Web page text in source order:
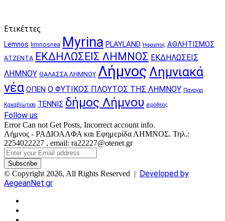
Ετικέττες
Lemnos limnosnea Myrina PLAYLAND Ήφαιστος ΑΘΛΗΤΙΣΜΟΣ
ΑΤΖΕΝΤΑ ΕΚΔΗΛΩΣΕΙΣ ΛΗΜΝΟΣ ΕΚΔΗΛΩΣΕΙΣ
ΛΗΜΝΟΥ ΘΑΛΑΣΣΑ ΛΗΜΝΟΥ Λήμνος Λημνιακά
νέα ΟΠΕΝ Ο ΦΥΤΙΚΟΣ ΠΛΟΥΤΟΣ ΤΗΣ ΛΗΜΝΟΥ Παναγια
Κακαβιώτισα ΤΕΝΝΙΣ δήμος Λήμνου ιερόθεος
Follow us
Error Can not Get Posts, Incorrect account info.
Λήμνος - ΡΑΔΙΟΑΛΦΑ και Εφημερίδα ΛΗΜΝΟΣ. Τηλ.:
2254022227 , email: ra22227@otenet.gr
Enter
your
Email
address
© Copyright 2026, All Rights Reserved | Developed by
AegeanNet.gr